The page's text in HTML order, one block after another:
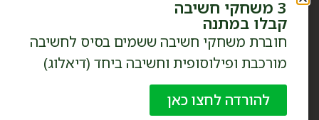
3 משחקי חשיבה
קבלו במתנה
חוברת משחקי חשיבה ששמים בסיס לחשיבה
מורכבת ופילוסופית וחשיבה ביחד (דיאלוג)
להורדה לחצו כאן